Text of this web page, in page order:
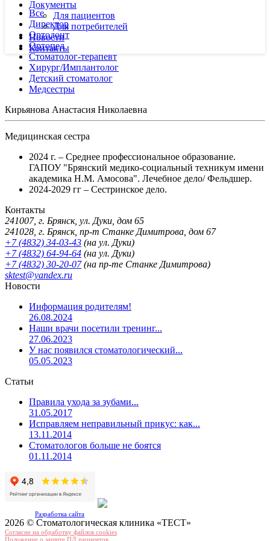
Документы
Для пациентов
Для потребителей
Новости
Контакты
Все
Директор
Ортодонт
Ортопед
Стоматолог-терапевт
Хирург/Имплантолог
Детский стоматолог
Медсестры
Кирьянова Анастасия Николаевна
Медицинская сестра
2024 г. – Среднее профессиональное образование.
ГАПОУ "Брянский медико-социальный техникум имени
академика Н.М. Амосова". Лечебное дело/ Фельдшер.
2024-2029 гг – Сестринское дело.
Контакты
241007, г. Брянск, ул. Дуки, дом 65
241028, г. Брянск, пр-т Станке Димитрова, дом 67
+7 (4832) 34-03-43 (на ул. Дуки)
+7 (4832) 64-94-64 (на ул. Дуки)
+7 (4832) 30-20-07(на пр-те Станке Димитрова)
sktest@yandex.ru
Новости
Информация родителям!
26.08.2024
Наши врачи посетили тренинг...
27.06.2023
У нас появился стоматологический...
05.05.2023
Статьи
Правила ухода за зубами...
31.05.2017
Исправляем неправильный прикус: как...
13.11.2014
Стоматологов больше не боятся
01.11.2014
Разработка сайта
2026 © Стоматологическая клиника «ТЕСТ»
Согласие на обработку файлов cookies
Положение о защите ПД пациентов